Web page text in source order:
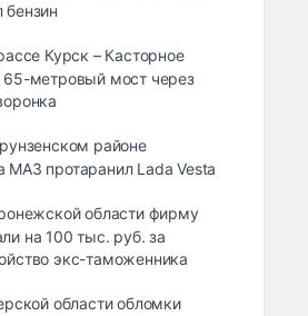
бензин
Курск – Касторное
65-метровый мост через
районе
МАЗ протаранил Lada Vesta
области фирму
на 100 тыс. руб. за
экс-таможенника
области обломки